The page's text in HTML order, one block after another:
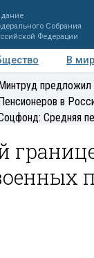
Собрания
Федерации
В
Регионы
предложил
в
Средняя